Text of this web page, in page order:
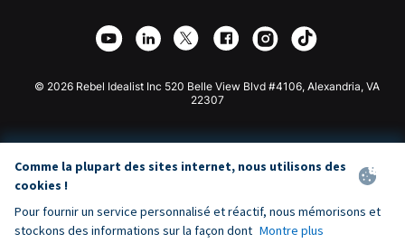
Partenariat d'affiliation
Bibliothèque
Application de don Webflow
Don Joomla
© 2026 Rebel Idealist Inc 520 Belle View Blvd #4106, Alexandria, VA
22307
Comme la plupart des sites internet, nous utilisons des
cookies !
Pour fournir un service personnalisé et réactif, nous mémorisons et
stockons des informations sur la façon dont Montre plus